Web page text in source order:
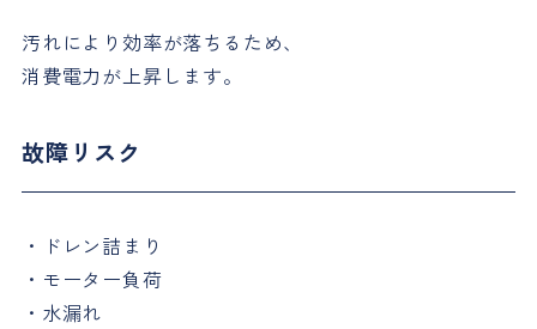
汚れにより効率が落ちるため、
消費電力が上昇します。
故障リスク
・ドレン詰まり
・モーター負荷
・水漏れ